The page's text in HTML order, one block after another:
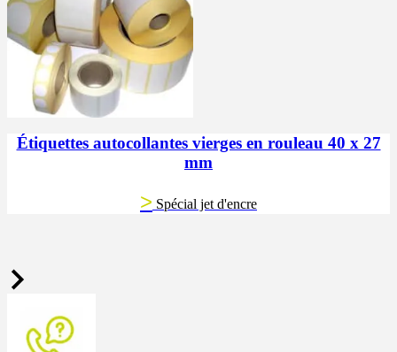
Étiquettes autocollantes vierges en rouleau 40 x 27
mm
> Spécial jet d'encre